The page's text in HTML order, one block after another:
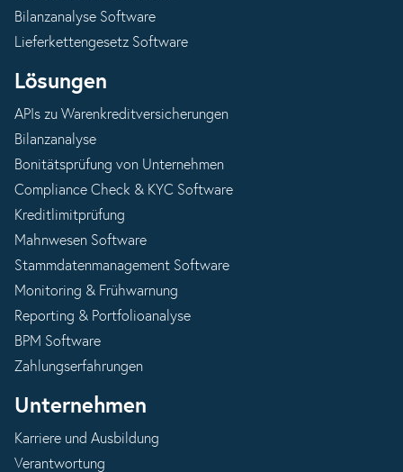
Bilanzanalyse Software
Lieferkettengesetz Software
Lösungen
APIs zu Warenkreditversicherungen
Bilanzanalyse
Bonitätsprüfung von Unternehmen
Compliance Check & KYC Software
Kreditlimitprüfung
Mahnwesen Software
Stammdatenmanagement Software
Monitoring & Frühwarnung
Reporting & Portfolioanalyse
BPM Software
Zahlungserfahrungen
Unternehmen
Karriere und Ausbildung
Verantwortung